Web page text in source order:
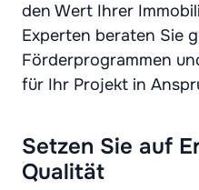
den Wert Ihrer
Experten beraten Sie
Förderprogrammen
für Ihr Projekt in
Setzen Sie auf
Qualität